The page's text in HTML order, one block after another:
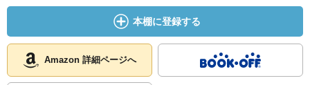
本棚に登録する
Amazon 詳細ページへ